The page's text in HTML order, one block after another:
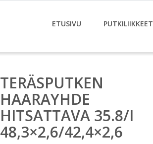
ETUSIVU PUTKILIIKKEET
TERÄSPUTKEN
HAARAYHDE
HITSATTAVA 35.8/I
48,3×2,6/42,4×2,6